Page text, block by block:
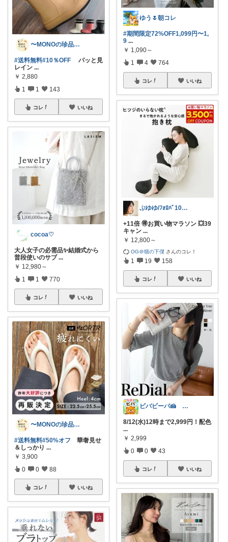
〜MONOの珍品堂〜
#送料無料#10％OFF パッと見
レイン ...
￥ 2,880
1 1 143
コレ いいね
cocoa♡
大人女子の必需品✨結婚式から
普段使いのサブ ...
￥ 12,980～
1 1 770
コレ いいね
〜MONOの珍品堂〜
#送料無料#50%オフ 華奢見せ
＆しっかり ...
￥ 3,900
0 0 88
コレ いいね
ゆう🌷朝コレ
#期間限定72%OFF1,099円〜1,
9 ...
￥ 1,090～
1 4 764
コレ いいね
ぷゆゆ/ﾌｫﾛﾊﾞ100 ♡から経由購入
+11倍 🉐お買い物マラソン 💥39
キャン ...
￥ 12,800～
OG＠猫の下僕 さんのコレ！
1 19 158
コレ いいね
ビバビーバ🍰 経由購入感謝です♥
8/12(水)12時まで2,999円！配色
...
￥ 2,999
0 0 43
コレ いいね